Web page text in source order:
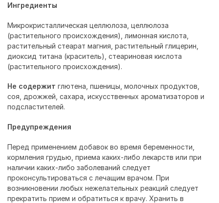
Ингредиенты
Микрокристаллическая целлюлоза, целлюлоза
(растительного происхождения), лимонная кислота,
растительный стеарат магния, растительный глицерин,
диоксид титана (краситель), стеариновая кислота
(растительного происхождения).
Не содержит глютена, пшеницы, молочных продуктов,
соя, дрожжей, сахара, искусственных ароматизаторов и
подсластителей.
Предупреждения
Перед применением добавок во время беременности,
кормления грудью, приема каких-либо лекарств или при
наличии каких-либо заболеваний следует
проконсультироваться с лечащим врачом. При
возникновении любых нежелательных реакций следует
прекратить прием и обратиться к врачу. Хранить в